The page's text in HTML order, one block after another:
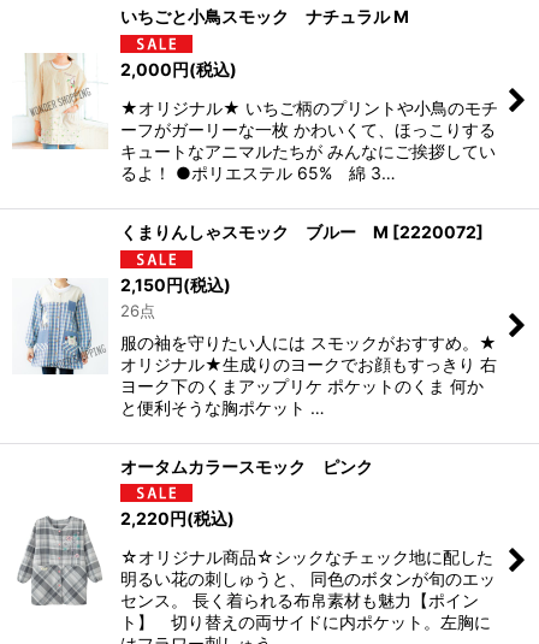
いちごと小鳥スモック ナチュラル M
2,000円(税込)
★オリジナル★ いちご柄のプリントや小鳥のモチ
ーフがガーリーな一枚 かわいくて、ほっこりする
キュートなアニマルたちが みんなにご挨拶してい
るよ！ ●ポリエステル 65% 綿 3…
くまりんしゃスモック ブルー M [2220072]
2,150円(税込)
26点
服の袖を守りたい人には スモックがおすすめ。★
オリジナル★生成りのヨークでお顔もすっきり 右
ヨーク下のくまアップリケ ポケットのくま 何か
と便利そうな胸ポケット …
オータムカラースモック ピンク
2,220円(税込)
☆オリジナル商品☆シックなチェック地に配した
明るい花の刺しゅうと、 同色のボタンが旬のエッ
センス。 長く着られる布帛素材も魅力【ポイン
ト】 切り替えの両サイドに内ポケット。左胸に